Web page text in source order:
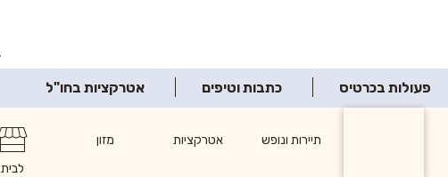
פעולות בכרטיס כתבות וטיפים אטרקציות בחו"ל
תיירות ונופש אטרקציות
מזון
לבית